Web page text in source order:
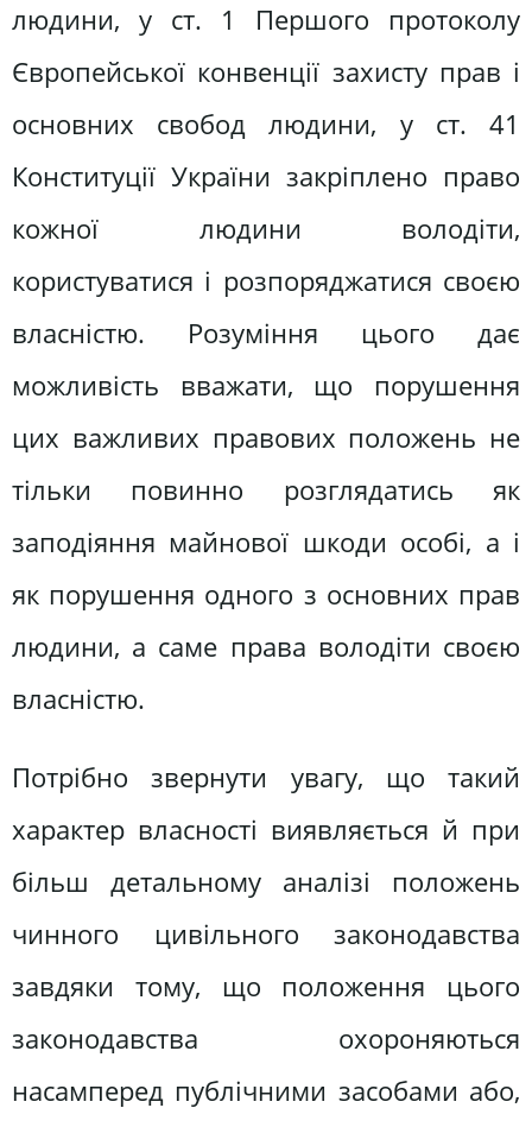
людини, у ст. 1 Першого протоколу
Європейської конвенції захисту прав і
основних свобод людини, у ст. 41
Конституції України закріплено право
кожної людини володіти,
користуватися і розпоряджатися своєю
власністю. Розуміння цього дає
можливість вважати, що порушення
цих важливих правових положень не
тільки повинно розглядатись як
заподіяння майнової шкоди особі, а і
як порушення одного з основних прав
людини, а саме права володіти своєю
власністю.
Потрібно звернути увагу, що такий
характер власності виявляється й при
більш детальному аналізі положень
чинного цивільного законодавства
завдяки тому, що положення цього
законодавства охороняються
насамперед публічними засобами або,